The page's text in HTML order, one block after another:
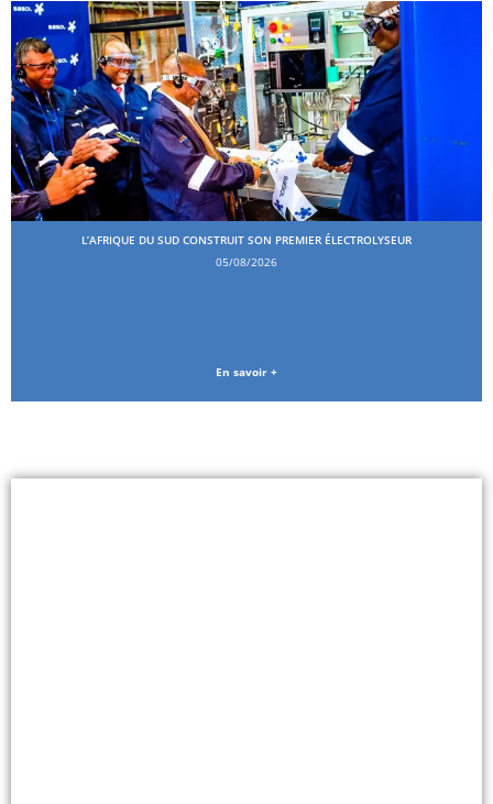
L’AFRIQUE DU SUD CONSTRUIT SON PREMIER ÉLECTROLYSEUR
05/08/2026
En savoir +